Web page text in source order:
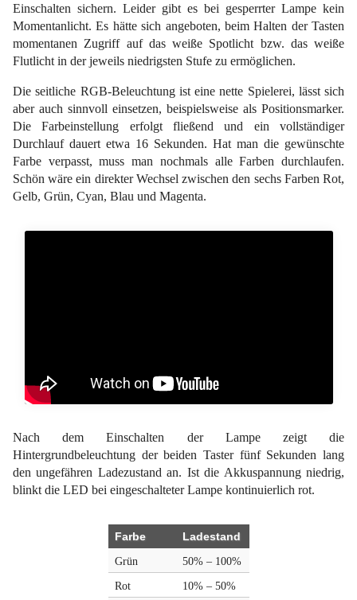
Einschalten sichern. Leider gibt es bei gesperrter Lampe kein
Momentanlicht. Es hätte sich angeboten, beim Halten der Tasten
momentanen Zugriff auf das weiße Spotlicht bzw. das weiße
Flutlicht in der jeweils niedrigsten Stufe zu ermöglichen.
Die seitliche RGB-Beleuchtung ist eine nette Spielerei, lässt sich
aber auch sinnvoll einsetzen, beispielsweise als Positionsmarker.
Die Farbeinstellung erfolgt fließend und ein vollständiger
Durchlauf dauert etwa 16 Sekunden. Hat man die gewünschte
Farbe verpasst, muss man nochmals alle Farben durchlaufen.
Schön wäre ein direkter Wechsel zwischen den sechs Farben Rot,
Gelb, Grün, Cyan, Blau und Magenta.
Nach dem Einschalten der Lampe zeigt die
Hintergrundbeleuchtung der beiden Taster fünf Sekunden lang
den ungefähren Ladezustand an. Ist die Akkuspannung niedrig,
blinkt die LED bei eingeschalteter Lampe kontinuierlich rot.
Farbe Ladestand
Grün
50% – 100%
Rot
10% – 50%